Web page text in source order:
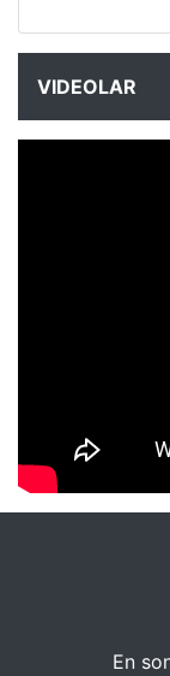
VIDEOLAR
NYXmag 2.
En